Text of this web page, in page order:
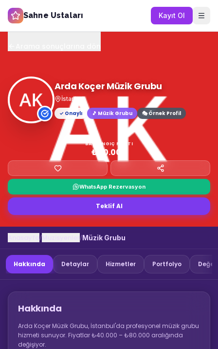
Sahne Ustaları Kayıt Ol
Arda Koçer Müzik Grubu
İstanbul
✓ Onaylı
🎵 Müzik Grubu 🎭 Örnek Profil
BAŞLANGIÇ FIYATI
₺40.000
WhatsApp Rezervasyon
Teklif Al
/ /Müzik Grubu
Hakkında Detaylar Hizmetler Portfolyo
Hakkında
Arda Koçer Müzik Grubu, İstanbul'da profesyonel müzik grubu
hizmeti sunuyor. Fiyatlar ₺40.000 – ₺80.000 aralığında
değişiyor.